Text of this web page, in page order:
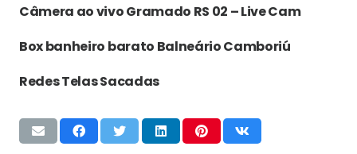
Câmera ao vivo Gramado RS 02 – Live Cam
Box banheiro barato Balneário Camboriú
Redes Telas Sacadas